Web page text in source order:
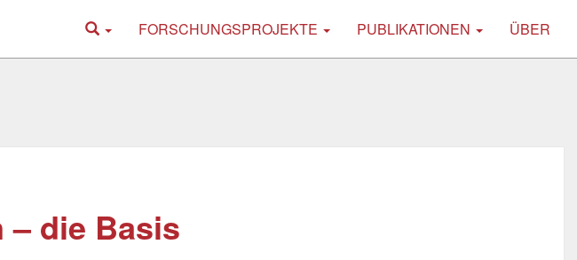
FORSCHUNGSPROJEKTE PUBLIKATIONEN ÜBER
– die Basis